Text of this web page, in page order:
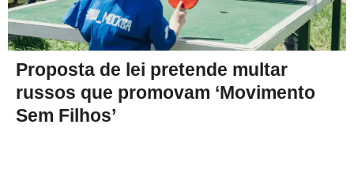
Proposta de lei pretende multar
russos que promovam ‘Movimento
Sem Filhos’